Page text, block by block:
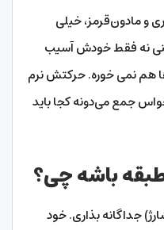
و مادون‌قرمز، خیلی
نه فقط خودش آسیب
هم نمی ‌خوره. حرکتش نرم
جمع می‌دونه کجا باید
باشه چی؟
جداگانه بذاری. خود